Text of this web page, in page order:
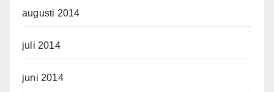
augusti 2014
juli 2014
juni 2014